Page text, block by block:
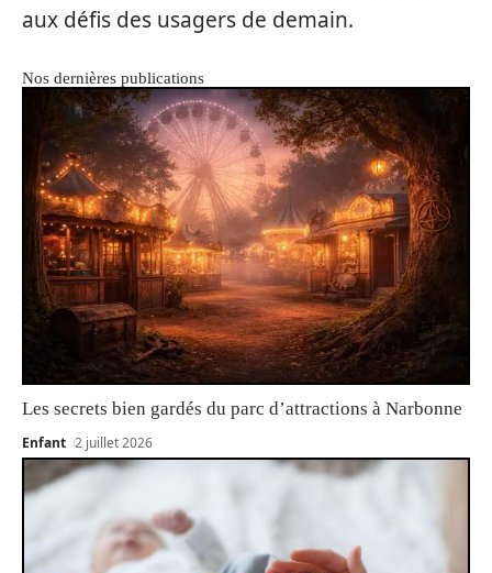
aux défis des usagers de demain.
Nos dernières publications
Les secrets bien gardés du parc d’attractions à Narbonne
Enfant 2 juillet 2026